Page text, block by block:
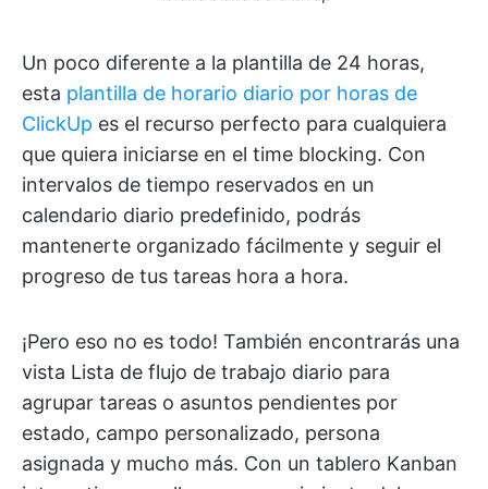
Un poco diferente a la plantilla de 24 horas,
esta plantilla de horario diario por horas de
ClickUp es el recurso perfecto para cualquiera
que quiera iniciarse en el time blocking. Con
intervalos de tiempo reservados en un
calendario diario predefinido, podrás
mantenerte organizado fácilmente y seguir el
progreso de tus tareas hora a hora.
¡Pero eso no es todo! También encontrarás una
vista Lista de flujo de trabajo diario para
agrupar tareas o asuntos pendientes por
estado, campo personalizado, persona
asignada y mucho más. Con un tablero Kanban